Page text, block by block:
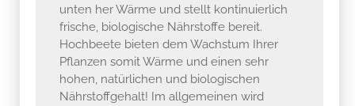
unten her Wärme und stellt kontinuierlich
frische, biologische Nährstoffe bereit.
Hochbeete bieten dem Wachstum Ihrer
Pflanzen somit Wärme und einen sehr
hohen, natürlichen und biologischen
Nährstoffgehalt! Im allgemeinen wird